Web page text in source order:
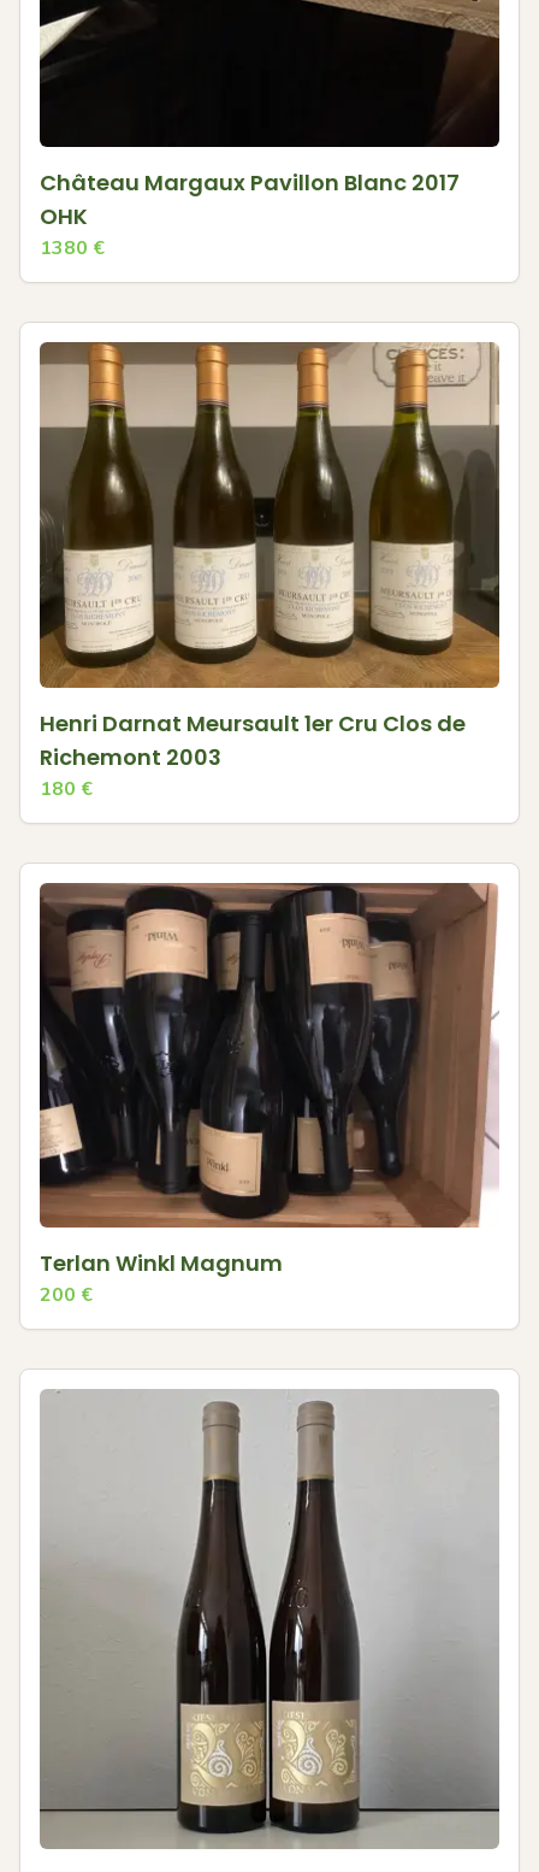
Château Margaux Pavillon Blanc 2017
OHK
1380 €
Henri Darnat Meursault 1er Cru Clos de
Richemont 2003
180 €
Terlan Winkl Magnum
200 €